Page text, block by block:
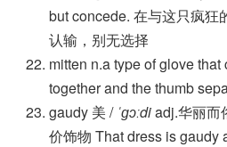
but concede. 在与这只疯狂
认输，别无选择
mitten n.a type of glove
together and the thumb
gaudy 美 / ˈɡɔːdiadj.华丽而
价饰物 That dress is gaudy